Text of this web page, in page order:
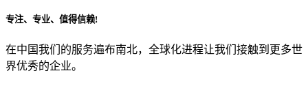
专注、专业、值得信赖!
在中国我们的服务遍布南北，全球化进程让我们接触到更多世
界优秀的企业。